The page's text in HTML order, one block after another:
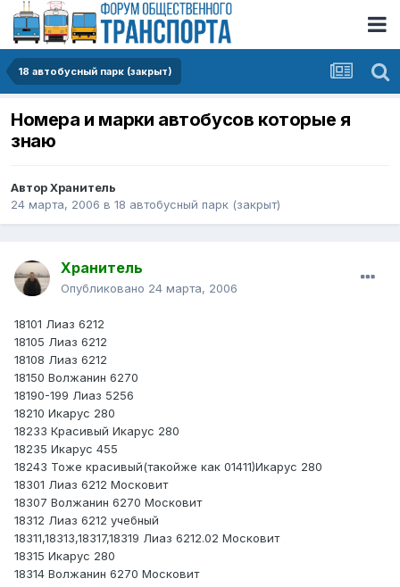
18 автобусный парк (закрыт)
Номера и марки автобусов которые я
знаю
АвторХранитель
24 марта, 2006 в 18 автобусный парк (закрыт)
Хранитель
Опубликовано 24 марта, 2006
18101 Лиаз 6212
18105 Лиаз 6212
18108 Лиаз 6212
18150 Волжанин 6270
18190-199 Лиаз 5256
18210 Икарус 280
18233 Красивый Икарус 280
18235 Икарус 455
18243 Тоже красивый(такойже как 01411)Икарус 280
18301 Лиаз 6212 Московит
18307 Волжанин 6270 Московит
18312 Лиаз 6212 учебный
18311,18313,18317,18319 Лиаз 6212.02 Московит
18315 Икарус 280
18314 Волжанин 6270 Московит